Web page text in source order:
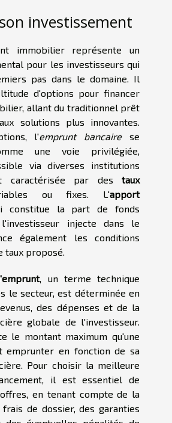
investissement
immobilier représente un
pour les investisseurs qui
pas dans le domaine. Il
d'options pour financer
allant du traditionnel prêt
solutions plus innovantes.
l'emprunt bancairese
une voie privilégiée,
via diverses institutions
caractérisée par des taux
ou fixes. L'apport
constitue la part de fonds
injecte dans le
également les conditions
proposé.
, un terme technique
le secteur, est déterminée en
des dépenses et de la
globale de l'investisseur.
le montant maximum qu'une
emprunter en fonction de sa
Pour choisir la meilleure
il est essentiel de
en tenant compte de la
de dossier, des garanties